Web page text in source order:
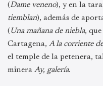
(Dame veneno), y en la
tiemblan), además de
(Una mañana de niebla,
Cartagena, A la corriente
el temple de la petenera,
minera Ay, galería.